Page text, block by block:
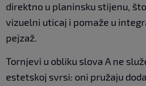
direktno u planinsku stijenu,
vizuelni uticaj i pomaže u
pejzaž.
Tornjevi u obliku slova A ne
estetskoj svrsi: oni pružaju